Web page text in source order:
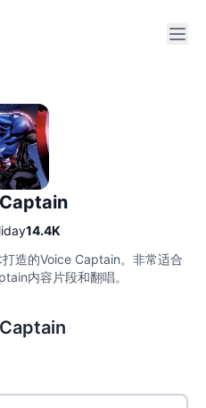
14.4K
造的Voice Captain。非常适合
内容片段和翻唱。